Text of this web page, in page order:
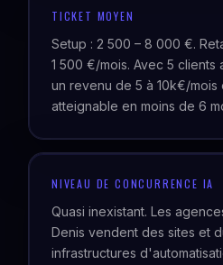
TICKET MOYEN
Setup : 2 500 – 8 000 €.
1 500 €/mois. Avec 5 clients
un revenu de 5 à 10k€/mois
atteignable en moins de 6
NIVEAU DE CONCURRENCE IA
Quasi inexistant. Les
Denis vendent des sites et
infrastructures